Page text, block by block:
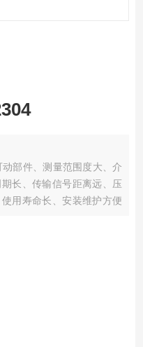
部件、测量范围度大、介
长、传输信号距离远、压
用寿命长、安装维护方便
能管理。